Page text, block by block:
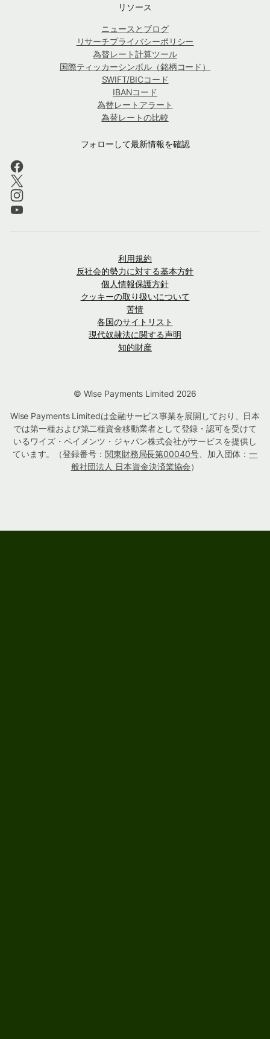
リソース
ニュースとブログ
リサーチプライバシーポリシー
為替レート計算ツール
国際ティッカーシンボル（銘柄コード）
SWIFT/BICコード
IBANコード
為替レートアラート
為替レートの比較
フォローして最新情報を確認
利用規約
反社会的勢力に対する基本方針
個人情報保護方針
クッキーの取り扱いについて
苦情
各国のサイトリスト
現代奴隷法に関する声明
知的財産
© Wise Payments Limited 2026
Wise Payments Limitedは金融サービス事業を展開しており、日本
では第一種および第二種資金移動業者として登録・認可を受けて
いるワイズ・ペイメンツ・ジャパン株式会社がサービスを提供し
ています。（登録番号： 関東財務局長第00040号、加入団体：一
般社団法人 日本資金決済業協会）